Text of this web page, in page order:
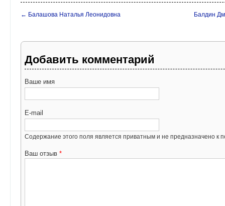
← Балашова Наталья Леонидовна Балдин
Добавить комментарий
Ваше имя
E-mail
Содержание этого поля является приватным и не предназначено к
Ваш отзыв *